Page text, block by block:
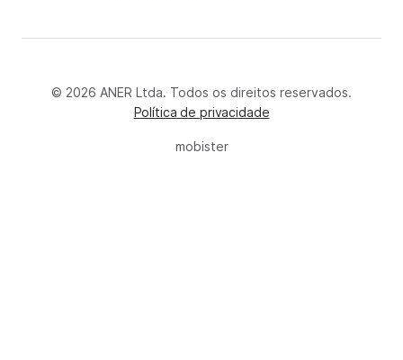
© 2026 ANER Ltda. Todos os direitos reservados.
Política de privacidade
mobister